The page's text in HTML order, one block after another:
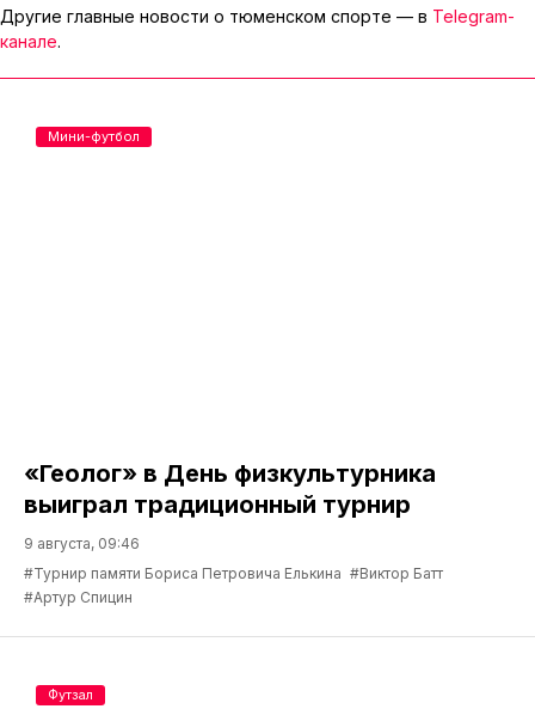
Другие главные новости о тюменском спорте — в Telegram-
канале.
«Геолог» в День физкультурника
выиграл традиционный турнир
9 августа, 09:46
#Турнир памяти Бориса Петровича Елькина #Виктор Батт
#Артур Спицин
Мини-футбол
Футзал